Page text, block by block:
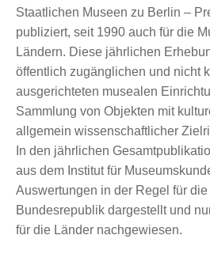
Staatlichen Museen zu Berlin –
publiziert, seit 1990 auch für die
Ländern. Diese jährlichen
öffentlich zugänglichen und nicht
ausgerichteten musealen
Sammlung von Objekten mit
allgemein wissenschaftlicher
In den jährlichen
aus dem Institut für
Auswertungen in der Regel für
Bundesrepublik dargestellt und
für die Länder nachgewiesen.